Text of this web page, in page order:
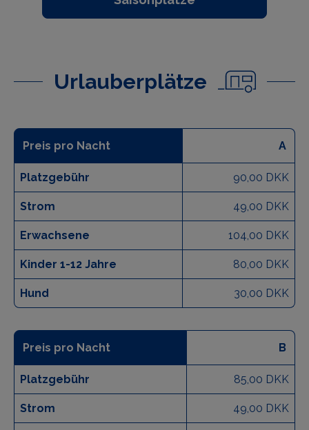
Urlauberplätze
Preis pro Nacht A
Platzgebühr 90,00 DKK
Strom 49,00 DKK
Erwachsene 104,00 DKK
Kinder 1-12 Jahre 80,00 DKK
Hund 30,00 DKK
Preis pro Nacht B
Platzgebühr 85,00 DKK
Strom 49,00 DKK